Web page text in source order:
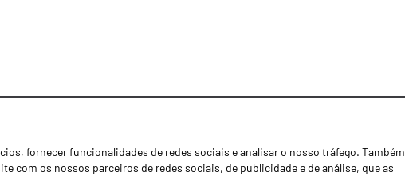
fornecer funcionalidades de redes sociais e analisar o nosso tráfego. Também
com os nossos parceiros de redes sociais, de publicidade e de análise, que as
Notícias